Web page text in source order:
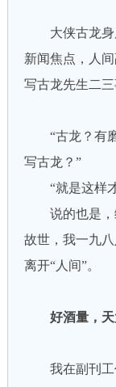
大侠古龙身
新闻焦点，人
写古龙先生二三
“古龙？有磨
写古龙？”
“就是这样才
说的也是，
故世，我一九
离开“人间”。
好酒量，天
我在副刊工